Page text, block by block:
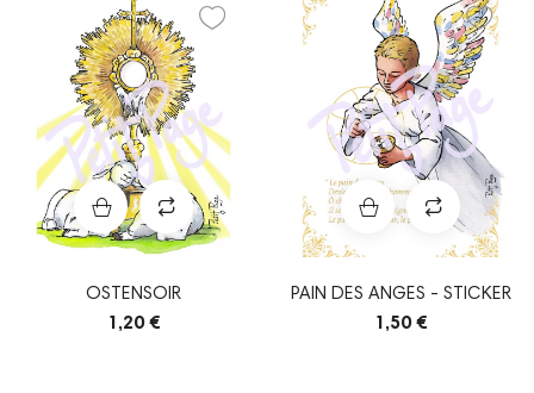
OSTENSOIR
1,20 €
PAIN DES ANGES - STICKER
1,50 €